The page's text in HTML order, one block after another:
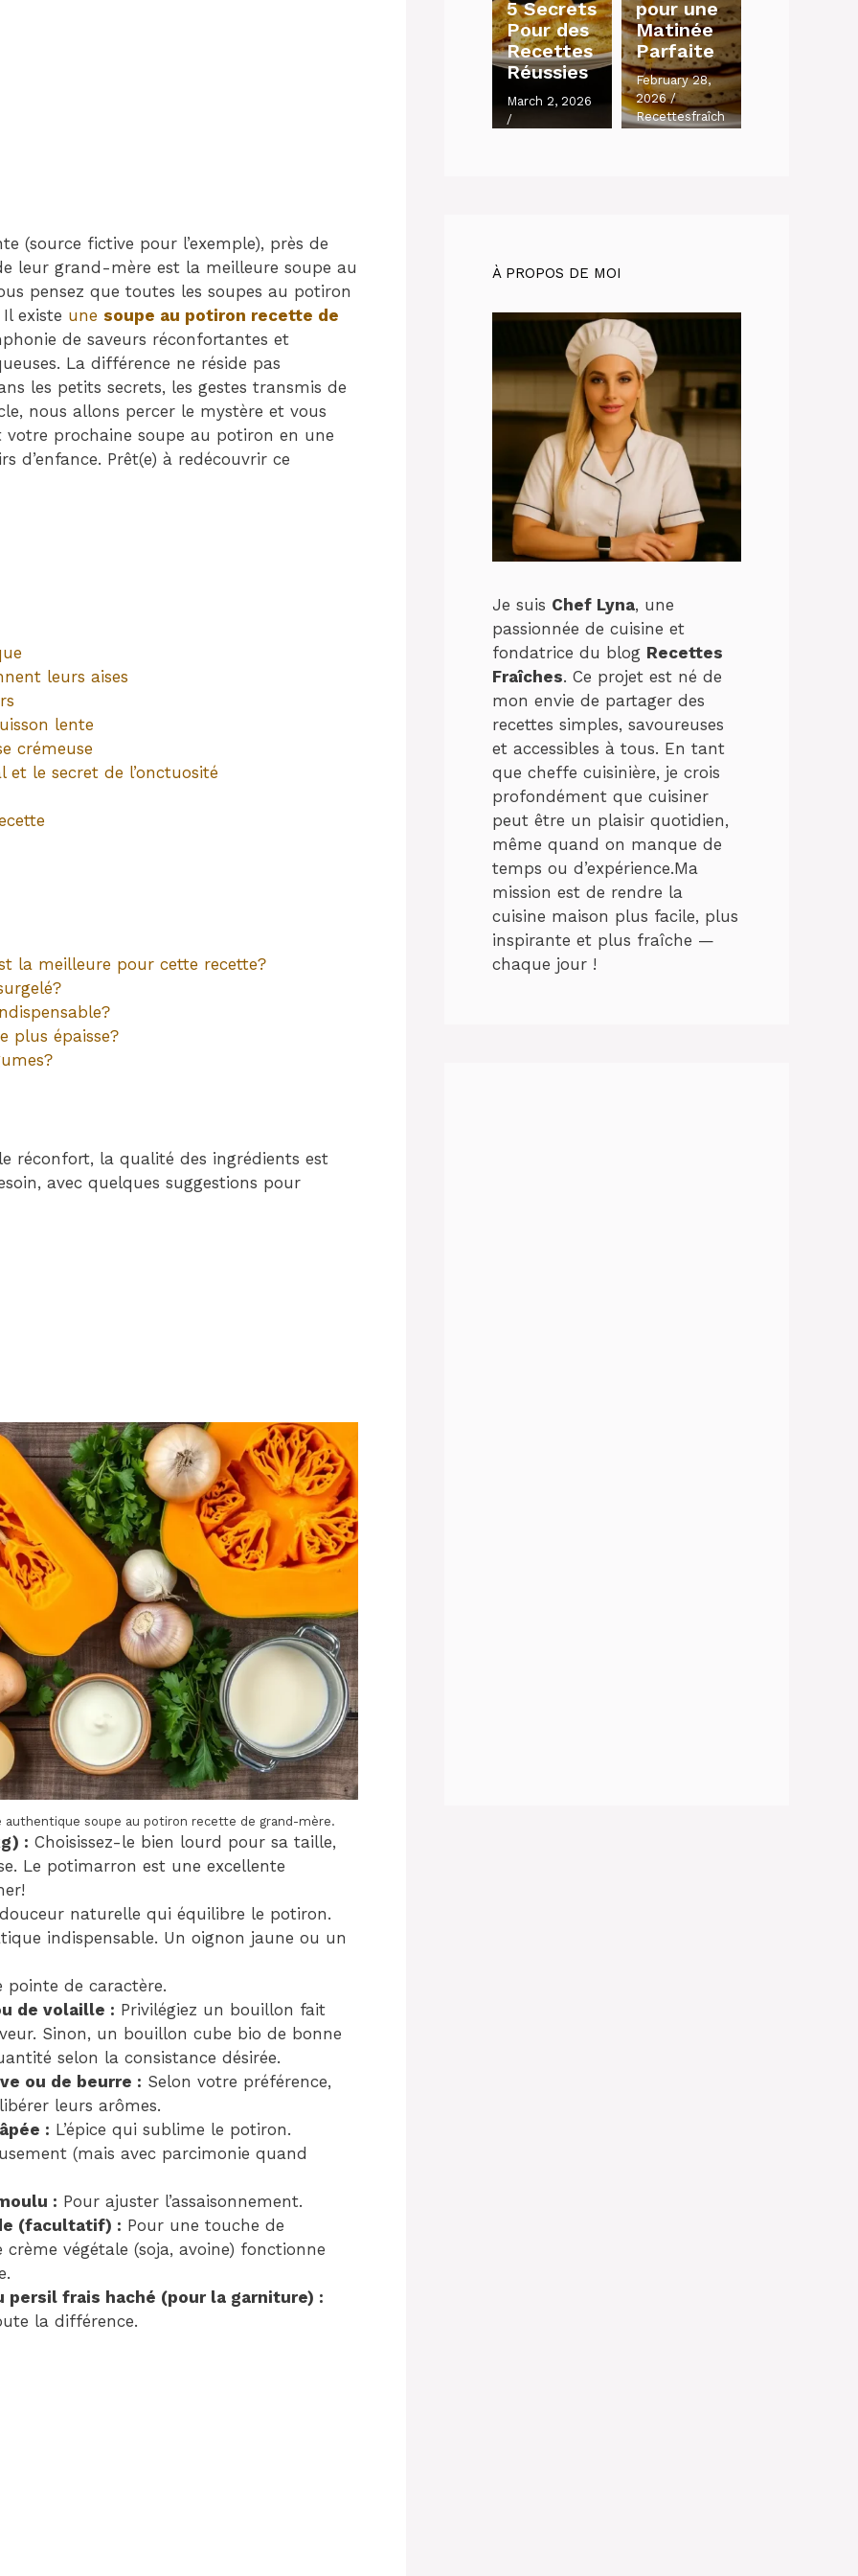
(source fictive pour l’exemple), près de
leur grand-mère est la meilleure soupe au
pensez que toutes les soupes au potiron
existe une soupe au potiron recette de
de saveurs réconfortantes et
La différence ne réside pas
les petits secrets, les gestes transmis de
nous allons percer le mystère et vous
prochaine soupe au potiron en une
d’enfance. Prêt(e) à redécouvrir ce
leurs aises
lente
crémeuse
et le secret de l’onctuosité
la meilleure pour cette recette?
plus épaisse?
réconfort, la qualité des ingrédients est
avec quelques suggestions pour
soupe au potiron recette de grand-mère.
: Choisissez-le bien lourd pour sa taille,
Le potimarron est une excellente
naturelle qui équilibre le potiron.
indispensable. Un oignon jaune ou un
de caractère.
de volaille : Privilégiez un bouillon fait
Sinon, un bouillon cube bio de bonne
selon la consistance désirée.
ou de beurre : Selon votre préférence,
leurs arômes.
: L’épice qui sublime le potiron.
(mais avec parcimonie quand
: Pour ajuster l’assaisonnement.
(facultatif) : Pour une touche de
végétale (soja, avoine) fonctionne
persil frais haché (pour la garniture) :
la différence.
5 Secrets
Pour des
Recettes
Réussies
March 2, 2026
/
pour une
Matinée
Parfaite
February 28,
2026/
Recettesfraîch
À PROPOS DE MOI
Je suis Chef Lyna, une
passionnée de cuisine et
fondatrice du blog Recettes
Fraîches. Ce projet est né de
mon envie de partager des
recettes simples, savoureuses
et accessibles à tous. En tant
que cheffe cuisinière, je crois
profondément que cuisiner
peut être un plaisir quotidien,
même quand on manque de
temps ou d’expérience.Ma
mission est de rendre la
cuisine maison plus facile, plus
inspirante et plus fraîche —
chaque jour !